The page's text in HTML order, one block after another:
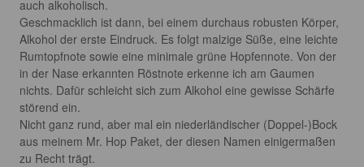
auch alkoholisch.
Geschmacklich ist dann, bei einem durchaus robusten Körper,
Alkohol der erste Eindruck. Es folgt malzige Süße, eine leichte
Rumtopfnote sowie eine minimale grüne Hopfennote. Von der
in der Nase erkannten Röstnote erkenne ich am Gaumen
nichts. Dafür schleicht sich zum Alkohol eine gewisse Schärfe
störend ein.
Nicht ganz rund, aber mal ein niederländischer (Doppel-)Bock
aus meinem Mr. Hop Paket, der diesen Namen einigermaßen
zu Recht trägt.